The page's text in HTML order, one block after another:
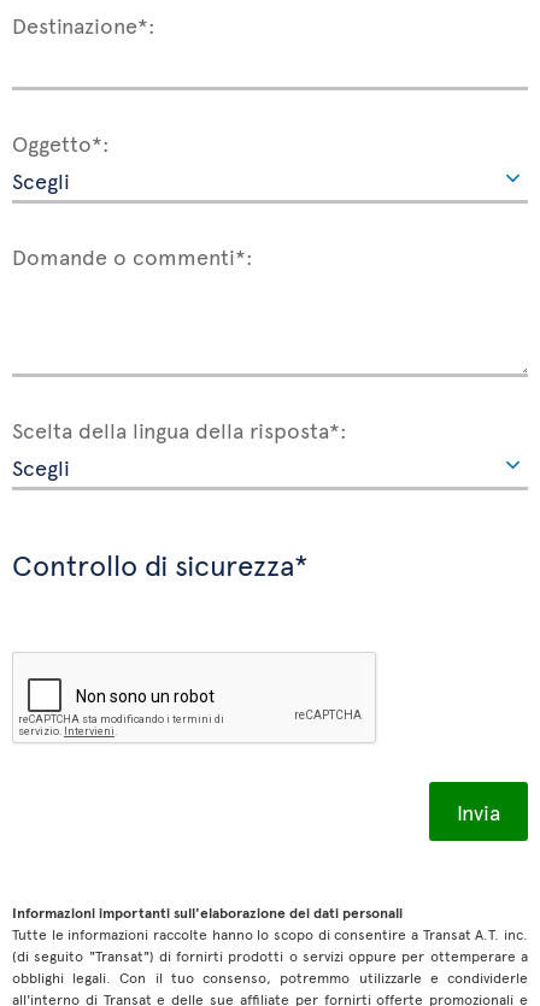
Destinazione*:
Oggetto*:
Domande o commenti*:
Scelta della lingua della risposta*:
Controllo di sicurezza*
Informazioni importanti sull'elaborazione dei dati personali
Tutte le informazioni raccolte hanno lo scopo di consentire a Transat A.T. inc.
(di seguito "Transat") di fornirti prodotti o servizi oppure per ottemperare a
obblighi legali. Con il tuo consenso, potremmo utilizzarle e condividerle
all'interno di Transat e delle sue affiliate per fornirti offerte promozionali e